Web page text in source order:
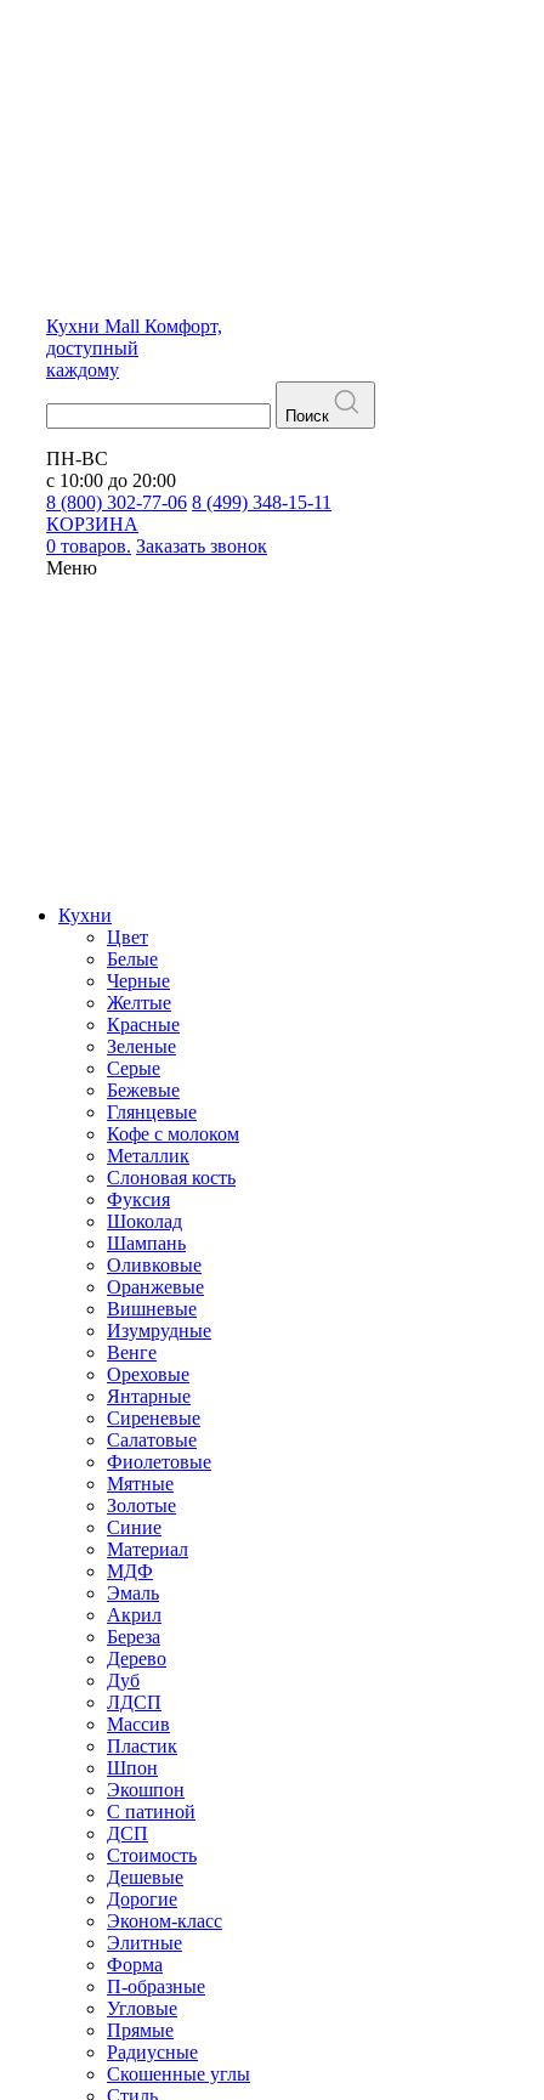
Кухни Mall Комфорт,
доступный
каждому
Поиск
ПН-ВС
с 10:00 до 20:00
8 (800) 302-77-06 8 (499) 348-15-11
КОРЗИНА
0 товаров. Заказать звонок
Меню
Кухни
Цвет
Белые
Черные
Желтые
Красные
Зеленые
Серые
Бежевые
Глянцевые
Кофе с молоком
Металлик
Слоновая кость
Фуксия
Шоколад
Шампань
Оливковые
Оранжевые
Вишневые
Изумрудные
Венге
Ореховые
Янтарные
Сиреневые
Салатовые
Фиолетовые
Мятные
Золотые
Синие
Материал
МДФ
Эмаль
Акрил
Береза
Дерево
Дуб
ЛДСП
Массив
Пластик
Шпон
Экошпон
С патиной
ДСП
Стоимость
Дешевые
Дорогие
Эконом-класс
Элитные
Форма
П-образные
Угловые
Прямые
Радиусные
Скошенные углы
Стиль